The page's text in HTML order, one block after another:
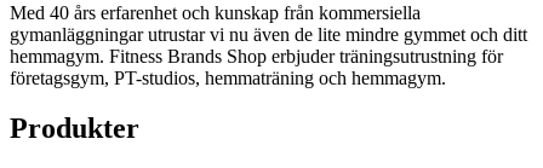
Med 40 års erfarenhet och kunskap från kommersiella
gymanläggningar utrustar vi nu även de lite mindre gymmet och ditt
hemmagym. Fitness Brands Shop erbjuder träningsutrustning för
företagsgym, PT-studios, hemmaträning och hemmagym.
Produkter